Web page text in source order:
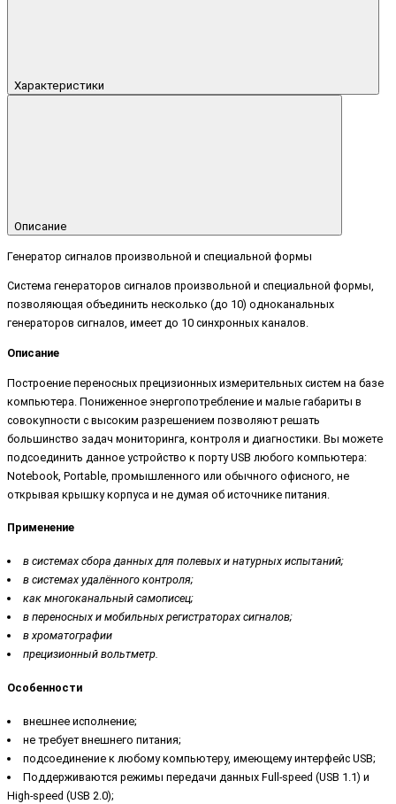
Характеристики
Описание
Генератор сигналов произвольной и специальной формы
Система генераторов сигналов произвольной и специальной формы,
позволяющая объединить несколько (до 10) одноканальных
генераторов сигналов, имеет до 10 синхронных каналов.
Описание
Построение переносных прецизионных измерительных систем на базе
компьютера. Пониженное энергопотребление и малые габариты в
совокупности с высоким разрешением позволяют решать
большинство задач мониторинга, контроля и диагностики. Вы можете
подсоединить данное устройство к порту USB любого компьютера:
Notebook, Portable, промышленного или обычного офисного, не
открывая крышку корпуса и не думая об источнике питания.
Применение
в системах сбора данных для полевых и натурных испытаний;
в системах удалённого контроля;
как многоканальный самописец;
в переносных и мобильных регистраторах сигналов;
в хроматографии
прецизионный вольтметр.
Особенности
внешнее исполнение;
не требует внешнего питания;
подсоединение к любому компьютеру, имеющему интерфейс USB;
Поддерживаются режимы передачи данных Full-speed (USB 1.1) и
High-speed (USB 2.0);